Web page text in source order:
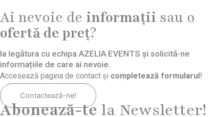
Ai nevoie de informații sau o
ofertă de preț?
Ia legătura cu echipa AZELIA EVENTS și solicită-ne
informațiile de care ai nevoie.
Accesează pagina de contact și completează formularul!
Contactează-ne!
Abonează-te la Newsletter!